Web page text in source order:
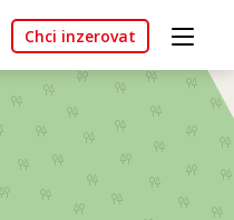
Chci inzerovat